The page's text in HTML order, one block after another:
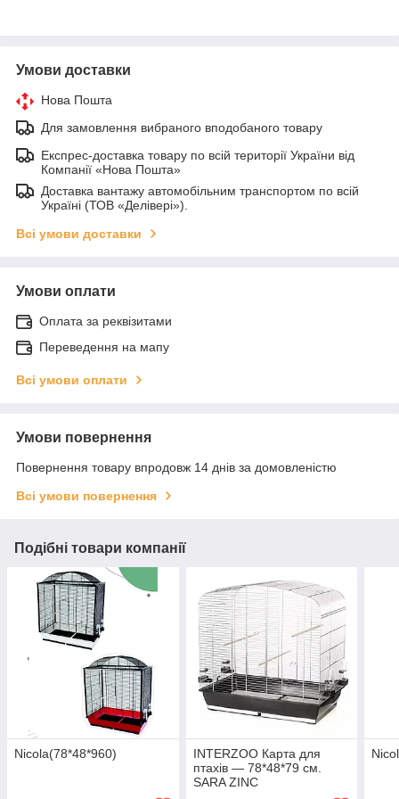
Умови доставки
Нова Пошта
Для замовлення вибраного вподобаного товару
Експрес-доставка товару по всій території України від
Компанії «Нова Пошта»
Доставка вантажу автомобільним транспортом по всій
Україні (ТОВ «Делівері»).
Всі умови доставки
Умови оплати
Оплата за реквізитами
Переведення на мапу
Всі умови оплати
Умови повернення
Повернення товару впродовж 14 днів за домовленістю
Всі умови повернення
Подібні товари компанії
Nicola(78*48*960)
INTERZOO Карта для
птахів — 78*48*79 см.
SARA ZINC